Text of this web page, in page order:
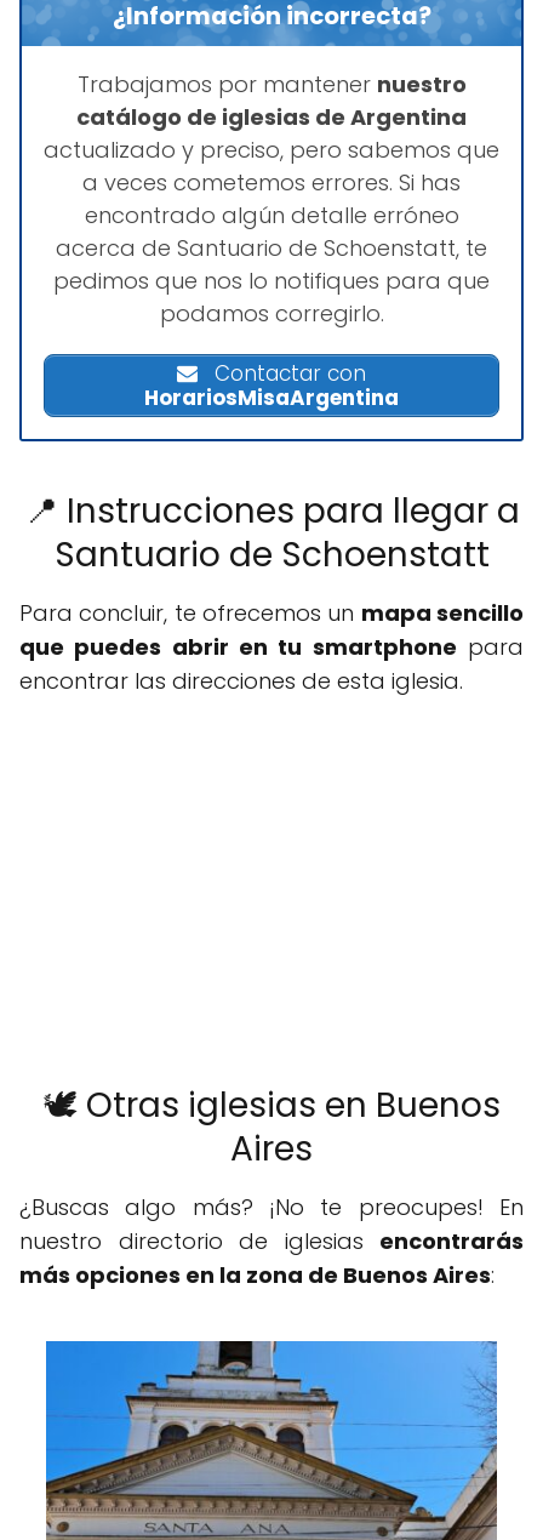
¿Información incorrecta?
Trabajamos por mantener nuestro
catálogo de iglesias de Argentina
actualizado y preciso, pero sabemos que
a veces cometemos errores. Si has
encontrado algún detalle erróneo
acerca de Santuario de Schoenstatt, te
pedimos que nos lo notifiques para que
podamos corregirlo.
Contactar con
HorariosMisaArgentina
📍 Instrucciones para llegar a
Santuario de Schoenstatt
Para concluir, te ofrecemos un mapa sencillo
que puedes abrir en tu smartphone para
encontrar las direcciones de esta iglesia.
🕊️ Otras iglesias en Buenos
Aires
¿Buscas algo más? ¡No te preocupes! En
nuestro directorio de iglesias encontrarás
más opciones en la zona de Buenos Aires: